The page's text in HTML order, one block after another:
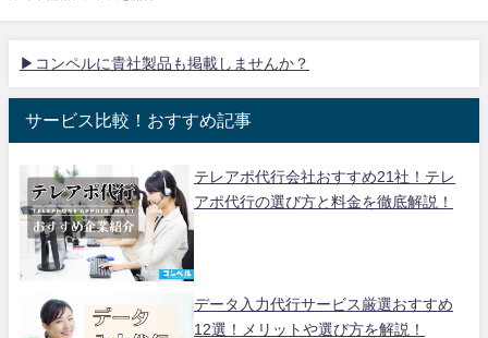
▶コンペルに貴社製品も掲載しませんか？
サービス比較！おすすめ記事
テレアポ代行会社おすすめ21社！テレ
アポ代行の選び方と料金を徹底解説！
データ入力代行サービス厳選おすすめ
12選！メリットや選び方を解説！